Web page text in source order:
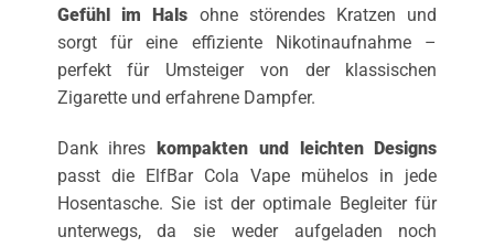
Gefühl im Hals ohne störendes Kratzen und
sorgt für eine effiziente Nikotinaufnahme –
perfekt für Umsteiger von der klassischen
Zigarette und erfahrene Dampfer.
Dank ihres
kompakten und leichten Designs
passt die ElfBar Cola Vape mühelos in jede
Hosentasche. Sie ist der optimale Begleiter für
unterwegs, da sie weder aufgeladen noch